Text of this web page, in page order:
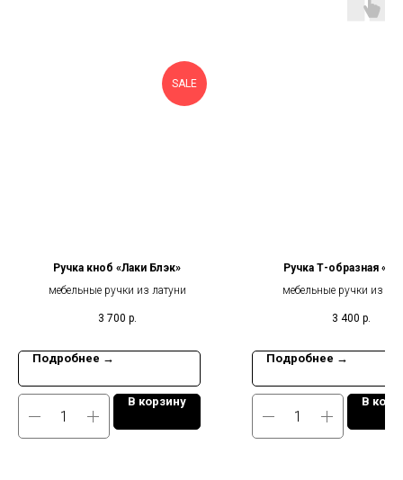
SALE
Ручка кноб «Лаки Блэк»
мебельные ручки из латуни
3 700 р.
Подробнее →
В корзину
Ручка Т-образная
мебельные ручки из
3 400 р.
Подробнее →
В